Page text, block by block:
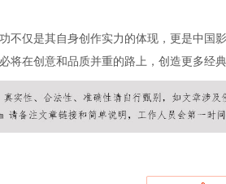
不仅是其自身创作实力的体现，更是中国
将在创意和品质并重的路上，创造更多经